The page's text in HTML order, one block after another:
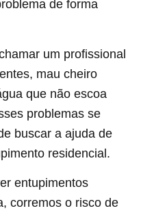
de forma
um profissional
mau cheiro
que não escoa
problemas se
buscar a ajuda de
residencial.
entupimentos
corremos o risco de